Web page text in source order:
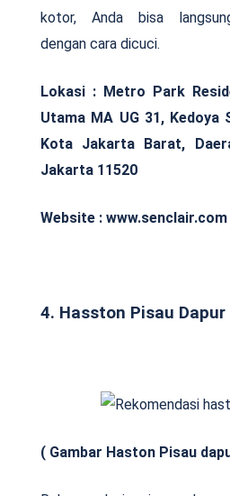
kotor, Anda bisa
dengan cara dicuci.
Lokasi : Metro Park
Utama MA UG 31, Kedoya
Kota Jakarta Barat,
Jakarta 11520
Website : www.senclair.com
4. Hasston Pisau Dapur
( Gambar Haston Pisau